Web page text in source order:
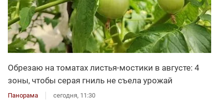
Обрезаю на томатах листья-мостики в августе: 4
зоны, чтобы серая гниль не съела урожай
Панорама сегодня, 11:30